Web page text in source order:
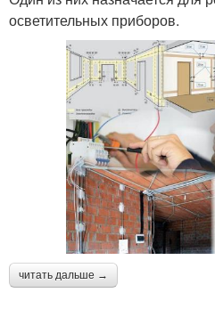
осветительных приборов.
читать дальше →